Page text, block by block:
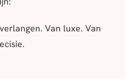
Van luxe. Van